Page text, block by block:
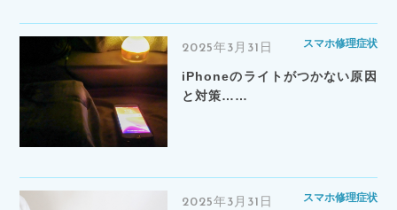
2025年3月31日 スマホ修理症状
iPhoneのライトがつかない原因
と対策……
2025年3月31日 スマホ修理症状